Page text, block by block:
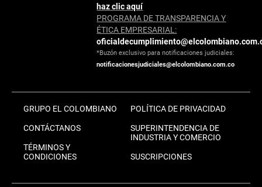
haz clic aquí
PROGRAMA DE TRANSPARENCIA Y
ÉTICA EMPRESARIAL:
*Buzón exclusivo para notificaciones judiciales:
notificacionesjudiciales@elcolombiano.com.co
GRUPO EL COLOMBIANO
CONTÁCTANOS
TÉRMINOS Y
CONDICIONES
POLÍTICA DE PRIVACIDAD
SUPERINTENDENCIA DE
INDUSTRIA Y COMERCIO
SUSCRIPCIONES